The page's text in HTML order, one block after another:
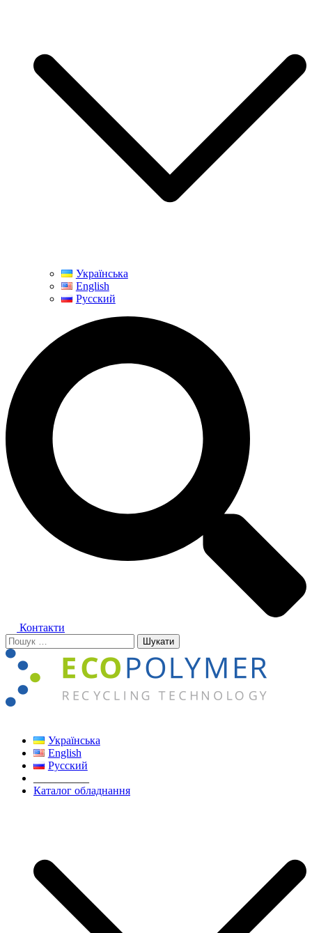
Українська
English
Русский
Контакти
Пошук:
Українська
English
Русский
Каталог обладнання